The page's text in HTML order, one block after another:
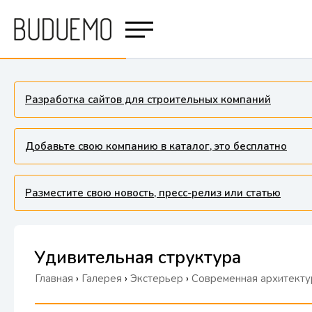
Разработка сайтов для строительных компаний
Добавьте свою компанию в каталог, это бесплатно
Разместите свою новость, пресс-релиз или статью
Удивительная структура
Главная › Галерея › Экстерьер › Современная